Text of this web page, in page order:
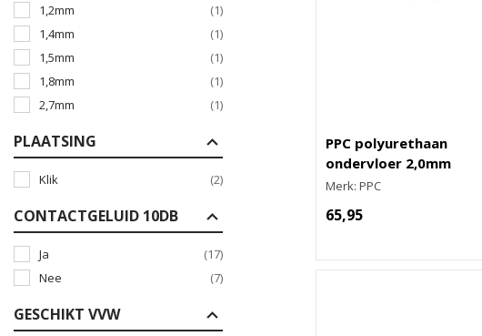
1,2mm
(1)
1,4mm
(1)
1,5mm
(1)
1,8mm
(1)
2,7mm
(1)
PLAATSING
Klik (2)
CONTACTGELUID 10DB
Ja
(17)
Nee
(7)
GESCHIKT VVW
PPC polyurethaan
ondervloer 2,0mm
Merk: PPC
65,95